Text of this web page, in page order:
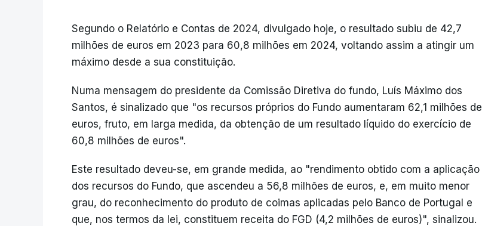
Segundo o Relatório e Contas de 2024, divulgado hoje, o resultado subiu de 42,7
milhões de euros em 2023 para 60,8 milhões em 2024, voltando assim a atingir um
máximo desde a sua constituição.
Numa mensagem do presidente da Comissão Diretiva do fundo, Luís Máximo dos
Santos, é sinalizado que "os recursos próprios do Fundo aumentaram 62,1 milhões de
euros, fruto, em larga medida, da obtenção de um resultado líquido do exercício de
60,8 milhões de euros".
Este resultado deveu-se, em grande medida, ao "rendimento obtido com a aplicação
dos recursos do Fundo, que ascendeu a 56,8 milhões de euros, e, em muito menor
grau, do reconhecimento do produto de coimas aplicadas pelo Banco de Portugal e
que, nos termos da lei, constituem receita do FGD (4,2 milhões de euros)", sinalizou.